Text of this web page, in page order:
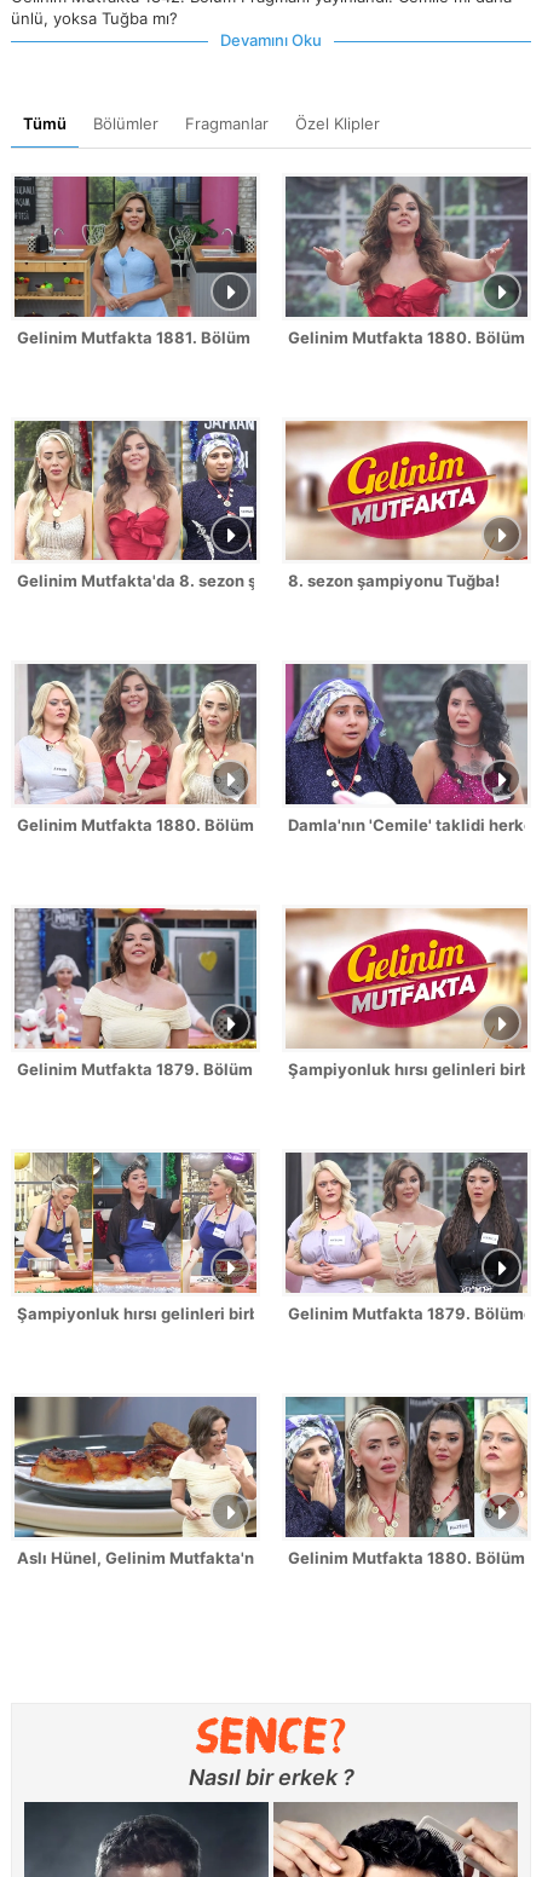
ünlü, yoksa Tuğba mı?
Devamını Oku
Tümü Bölümler Fragmanlar Özel Klipler
Gelinim Mutfakta 1881. Bölüm FragmanıGelinim Mutfakta 1880. Bölüm /
Gelinim Mutfakta'da 8. sezon şampiyonu kim oldu?
8. sezon şampiyonu Tuğba!
Gelinim Mutfakta 1880. Bölümde gün birincisi kim oldu?
Damla'nın 'Cemile' taklidi
Gelinim Mutfakta 1879. Bölüm / 2 Temmuz 2026Şampiyonluk hırsı gelinleri
Şampiyonluk hırsı gelinleri birbirine düşürdü!Gelinim Mutfakta 1879.
Aslı Hünel, Gelinim Mutfakta'nın 1879. Bölümünde en yüksek
Gelinim Mutfakta 1880. Bölüm
Nasıl bir erkek ?